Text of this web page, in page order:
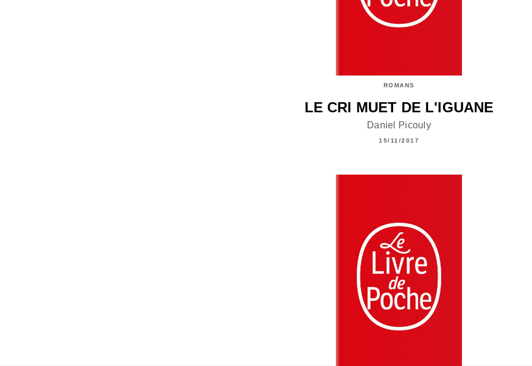
ROMANS
LE CRI MUET DE L'IGUANE
Daniel Picouly
15/11/2017